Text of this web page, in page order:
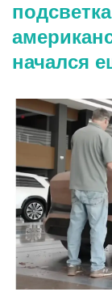
начался